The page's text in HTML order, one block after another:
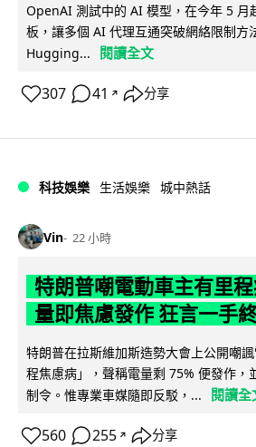
OpenAI 測試中的 AI 模型，在今年 5 月
板，讓多個 AI 代理互通突破網絡限制方
Hugging...
閱讀全文
307 41 ↗ 分享
科技娛樂 生活娛樂 城中熱話
Vin 22 小時
特朗普嘲電動車主有里
量即焦慮發作 狂言一手
特朗普在拉斯維加斯造勢大會上公開嘲
程焦慮病」，聲稱電量剩 75% 便發作，
制令。惟專業車媒隨即反駁，...
閱讀全
560 255 ↗ 分享